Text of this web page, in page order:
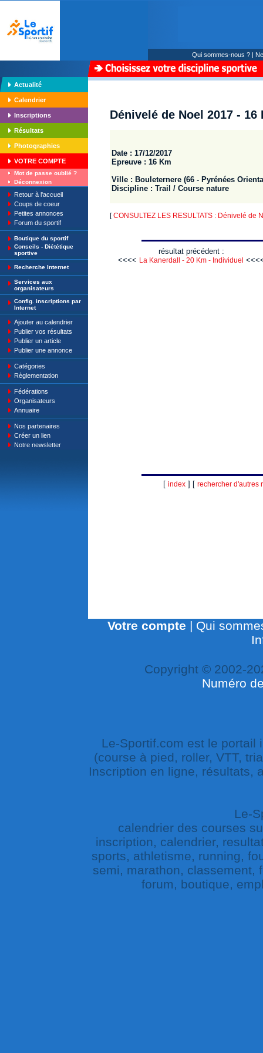
Qui sommes-nous ? |
Actualité
Calendrier
Inscriptions
Résultats
Photographies
VOTRE COMPTE
Mot de passe oublié ?
Déconnexion
Retour à l'accueil
Coups de coeur
Petites annonces
Forum du sportif
Boutique du sportif
Conseils - Diététique
sportive
Recherche Internet
Services aux
organisateurs
Config. inscriptions par
Internet
Ajouter au calendrier
Publier vos résultats
Publier un article
Publier une annonce
Catégories
Règlementation
Fédérations
Organisateurs
Annuaire
Nos partenaires
Créer un lien
Notre newsletter
Dénivelé de Noel 2017 - 16
Date : 17/12/2017
Epreuve : 16 Km
Ville : Bouleternere (66 - Pyrénées
Discipline : Trail / Course nature
[CONSULTEZ LES RESULTATS : Dénivelé de
résultat précédent :
<<<< La Kanerdall - 20 Km - Individuel
[ index] [ rechercher d'autres
Votre compte | Qui
Copyright © 2002-
Numéro
Le-Sportif.com est le portail
(course à pied, roller, VTT,
Inscription en ligne, résultats,
Le-
calendrier des courses
inscription, calendrier,
sports, athletisme, running,
semi, marathon, classement,
forum, boutique,